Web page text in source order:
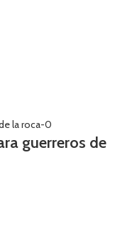
guerreros de